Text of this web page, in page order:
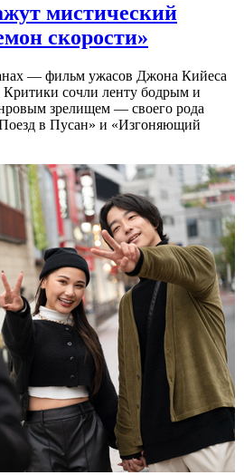
мистический
скорости»
— фильм ужасов Джона Кийеса
Критики сочли ленту бодрым и
зрелищeм — своего рода
в Пусан» и «Изгоняющий